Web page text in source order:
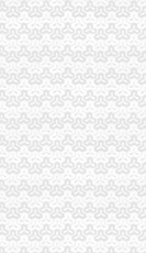
【重庆建
视窗--人民网
网
渝北两路酷易搜
提速增效_